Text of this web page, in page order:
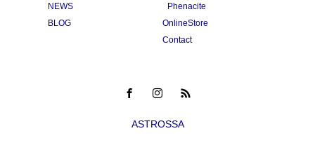
NEWS
BLOG
Phenacite
OnlineStore
Contact
ASTROSSA